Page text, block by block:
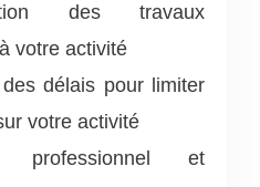
des travaux
votre activité
délais pour limiter
votre activité
professionnel et